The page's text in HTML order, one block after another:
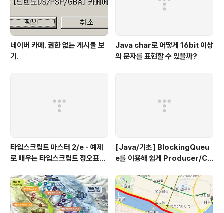
네이버 카페. 권한 없는 게시물 보
기.
Java char로 어떻게 16bit 이상
의 문자를 표현할 수 있을까?
타입스크립트 마스터 2/e - 예제
로 배우는 타입스크립트 정오표
[Java/기초] BlockingQueu
e를 이용해 쉽게 Producer/Co